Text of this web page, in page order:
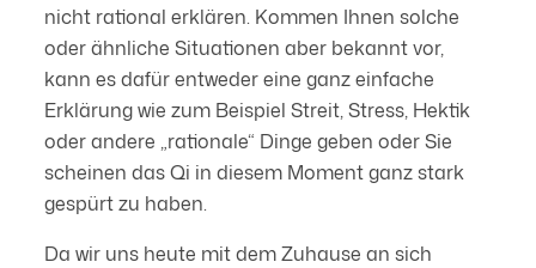
nicht rational erklären. Kommen Ihnen solche
oder ähnliche Situationen aber bekannt vor,
kann es dafür entweder eine ganz einfache
Erklärung wie zum Beispiel Streit, Stress, Hektik
oder andere „rationale“ Dinge geben oder Sie
scheinen das Qi in diesem Moment ganz stark
gespürt zu haben.
Da wir uns heute mit dem Zuhause an sich